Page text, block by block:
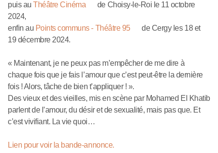
puis auThéâtre Cinéma
de Choisy-le-Roi le 11 octobre
2024,
enfin au Points communs - Théâtre 95
de Cergy les 18 et
19 décembre 2024.
« Maintenant, je ne peux pas m’empêcher de me dire à
chaque fois que je fais l’amour que c’est peut-être la dernière
fois ! Alors, tâche de bien t’appliquer ! ».
Des vieux et des vieilles, mis en scène par Mohamed El Khatib
parlent de l’amour, du désir et de sexualité, mais pas que. Et
c’est vivifiant. La vie quoi…
Lien pour voir la bande-annonce.